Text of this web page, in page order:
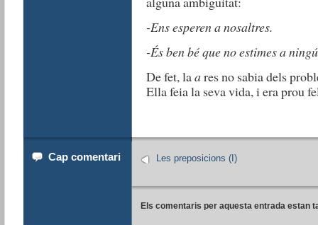
-Ens esperen a nosaltres.
-És ben bé que no estimes a
De fet, laares no sabia dels
Ella feia la seva vida, i era prou
Cap comentari Les preposicions (I)
Els comentaris per aquesta entrada estan